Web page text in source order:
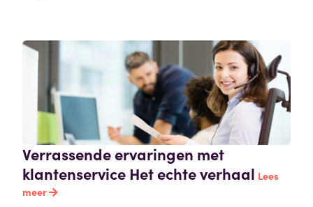
Verrassende ervaringen met
klantenservice Het echte verhaal Lees
meer